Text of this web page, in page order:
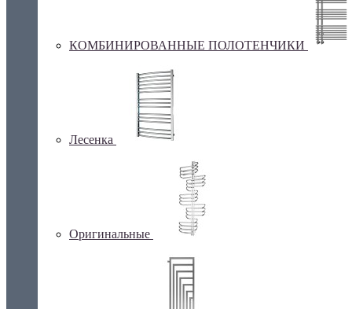
КОМБИНИРОВАННЫЕ ПОЛОТЕНЧИКИ
Лесенка
Оригинальные